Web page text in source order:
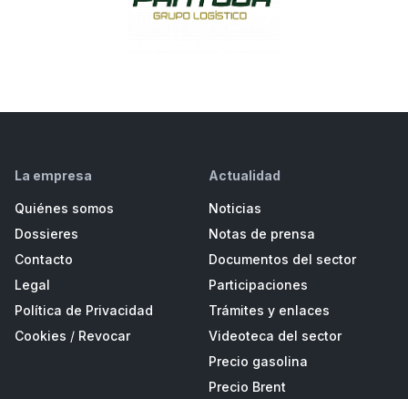
La empresa
Quiénes somos
Dossieres
Contacto
Legal
Política de Privacidad
Cookies / Revocar
Actualidad
Noticias
Notas de prensa
Documentos del sector
Participaciones
Trámites y enlaces
Videoteca del sector
Precio gasolina
Precio Brent